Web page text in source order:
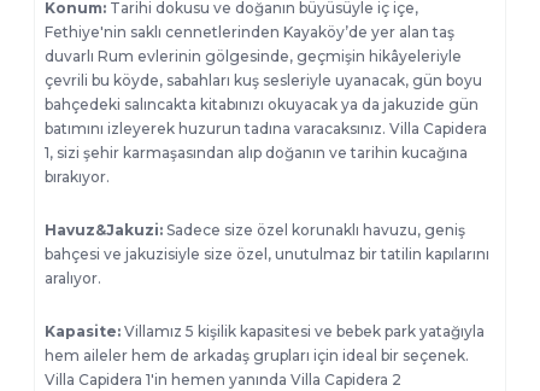
Konum: Tarihi dokusu ve doğanın büyüsüyle iç içe,
Fethiye'nin saklı cennetlerinden Kayaköy’de yer alan taş
duvarlı Rum evlerinin gölgesinde, geçmişin hikâyeleriyle
çevrili bu köyde, sabahları kuş sesleriyle uyanacak, gün boyu
bahçedeki salıncakta kitabınızı okuyacak ya da jakuzide gün
batımını izleyerek huzurun tadına varacaksınız. Villa Capidera
1, sizi şehir karmaşasından alıp doğanın ve tarihin kucağına
bırakıyor.
Havuz&Jakuzi: Sadece size özel korunaklı havuzu, geniş
bahçesi ve jakuzisiyle size özel, unutulmaz bir tatilin kapılarını
aralıyor.
Kapasite: Villamız 5 kişilik kapasitesi ve bebek park yatağıyla
hem aileler hem de arkadaş grupları için ideal bir seçenek.
Villa Capidera 1'in hemen yanında Villa Capidera 2